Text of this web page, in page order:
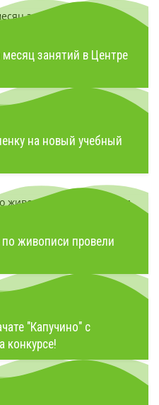
занятий в Центре
на новый учебный
живописи провели
"Капучино" с
конкурсе!